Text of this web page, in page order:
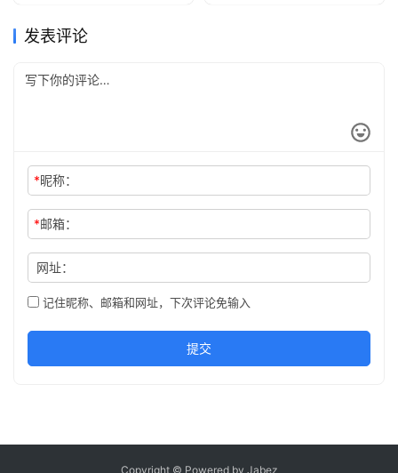
发表评论
*昵称：
*邮箱：
网址：
记住昵称、邮箱和网址，下次评论免输入
提交
Copyright © Powered by Jabez